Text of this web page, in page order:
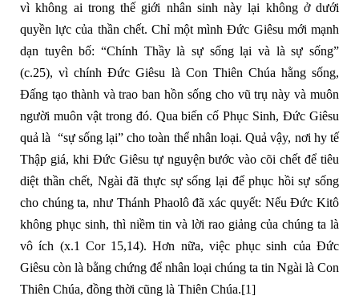
vì không ai trong thế giới nhân sinh này lại không ở dưới
quyền lực của thần chết. Chỉ một mình Đức Giêsu mới mạnh
dạn tuyên bố: “Chính Thầy là sự sống lại và là sự sống”
(c.25), vì chính Đức Giêsu là Con Thiên Chúa hằng sống,
Đấng tạo thành và trao ban hồn sống cho vũ trụ này và muôn
người muôn vật trong đó. Qua biến cố Phục Sinh, Đức Giêsu
quả là “sự sống lại” cho toàn thể nhân loại. Quả vậy, nơi hy tế
Thập giá, khi Đức Giêsu tự nguyện bước vào cõi chết để tiêu
diệt thần chết, Ngài đã thực sự sống lại để phục hồi sự sống
cho chúng ta, như Thánh Phaolô đã xác quyết: Nếu Ðức Kitô
không phục sinh, thì niềm tin và lời rao giảng của chúng ta là
vô ích (x.1 Cor 15,14). Hơn nữa, việc phục sinh của Đức
Giêsu còn là bằng chứng để nhân loại chúng ta tin Ngài là Con
Thiên Chúa, đồng thời cũng là Thiên Chúa.[1]